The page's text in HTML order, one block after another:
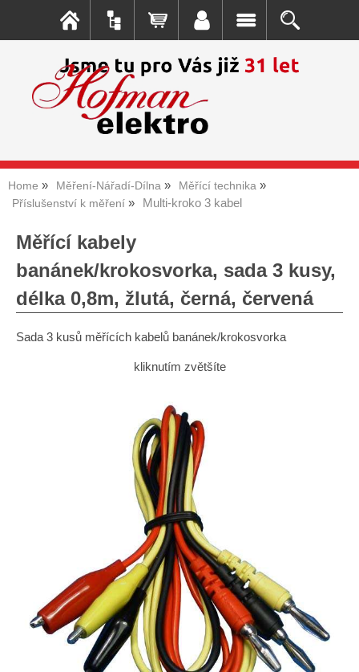
Home Měření-Nářadí-Dílna
Měřící technika
Příslušenství k měření
Multi-kroko 3 kabel
Měřící kabely
banánek/krokosvorka, sada 3 kusy,
délka 0,8m, žlutá, černá, červená
Sada 3 kusů měřících kabelů banánek/krokosvorka
kliknutím zvětšíte